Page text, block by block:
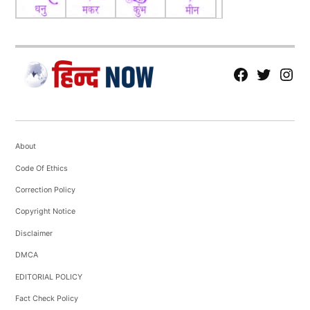
fb Tw tw
About
Code Of Ethics
Correction Policy
Copyright Notice
Disclaimer
DMCA
EDITORIAL POLICY
Fact Check Policy